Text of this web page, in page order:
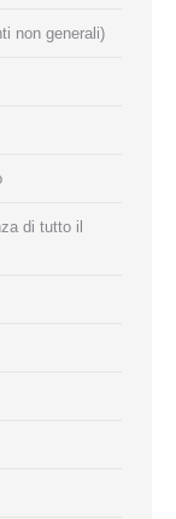
non generali)
di tutto il